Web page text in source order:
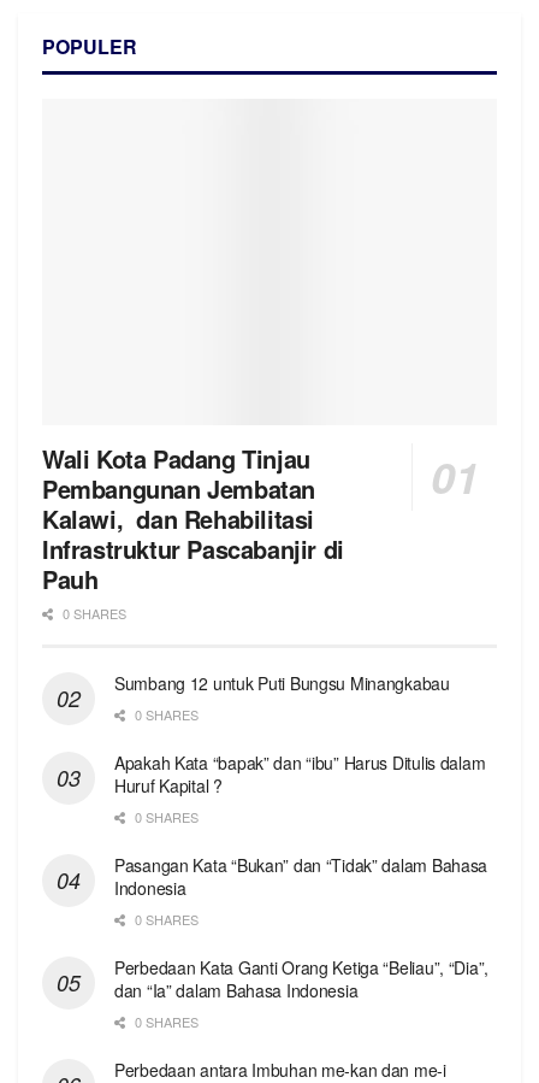
POPULER
Wali Kota Padang Tinjau
Pembangunan Jembatan
Kalawi, dan Rehabilitasi
Infrastruktur Pascabanjir di
Pauh
0 SHARES
Sumbang 12 untuk Puti Bungsu Minangkabau
0 SHARES
Apakah Kata “bapak” dan “ibu” Harus Ditulis dalam
Huruf Kapital ?
0 SHARES
Pasangan Kata “Bukan” dan “Tidak” dalam Bahasa
Indonesia
0 SHARES
Perbedaan Kata Ganti Orang Ketiga “Beliau”, “Dia”,
dan “Ia” dalam Bahasa Indonesia
0 SHARES
Perbedaan antara Imbuhan me-kan dan me-i